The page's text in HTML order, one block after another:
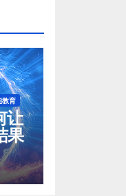
教育
让
果